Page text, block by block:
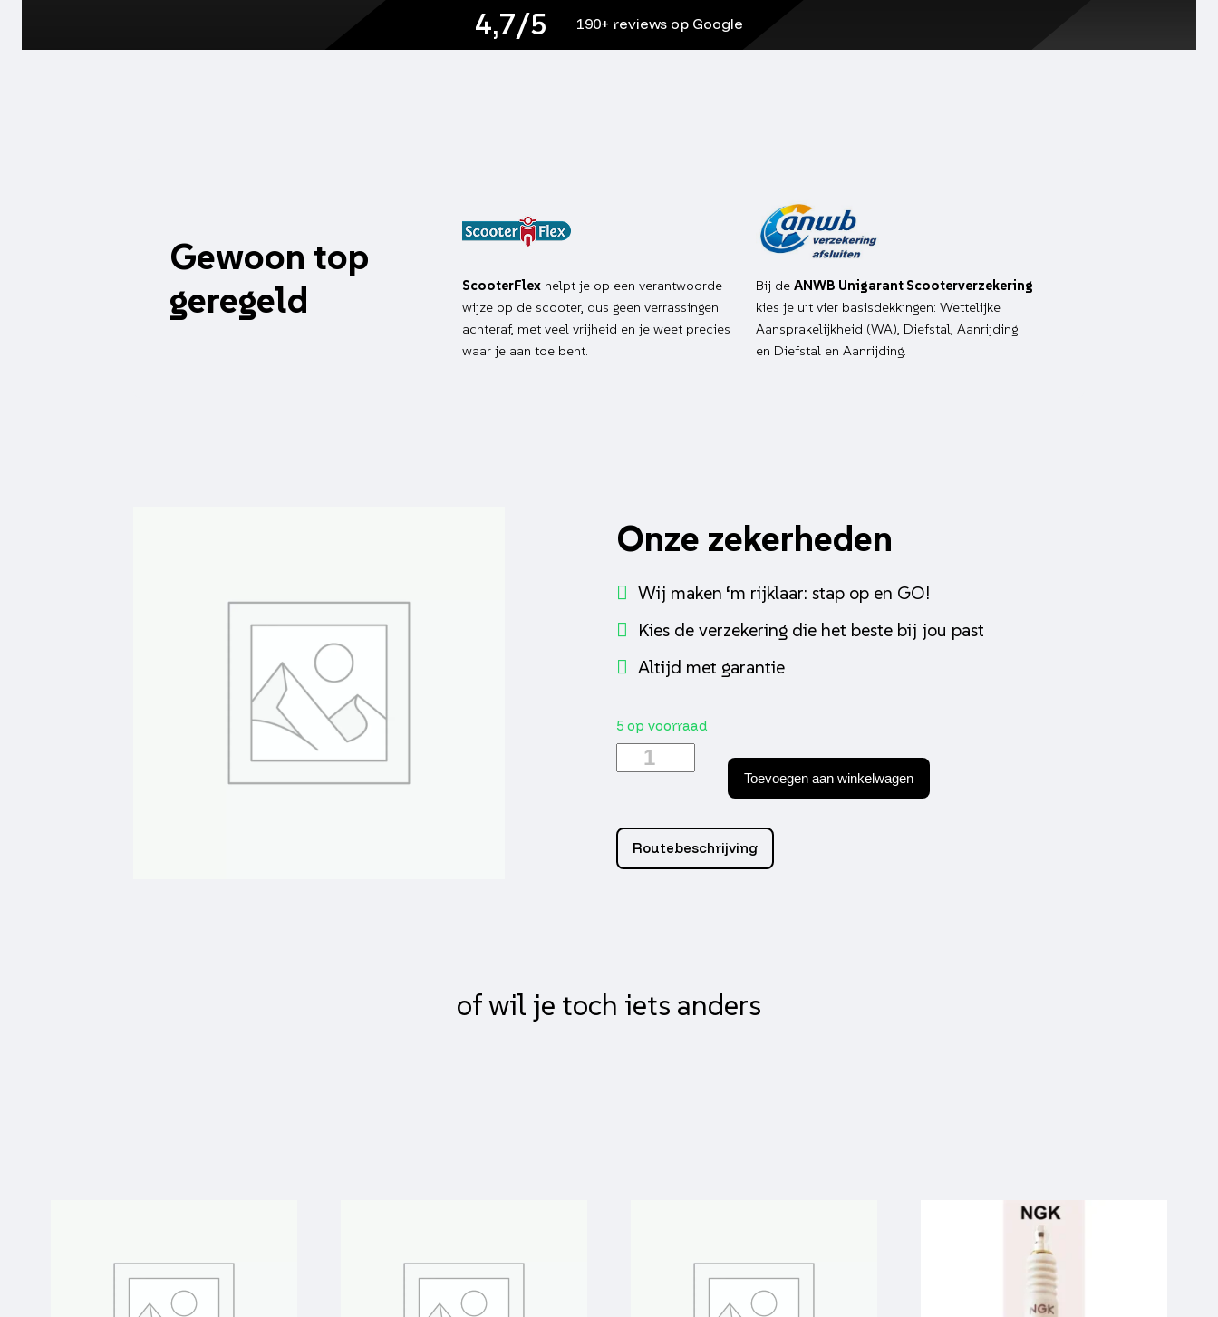
4,7/5 190+ reviews op Google
Gewoon top
geregeld
ScooterFlex helpt je op een verantwoorde
wijze op de scooter, dus geen verrassingen
achteraf, met veel vrijheid en je weet precies
waar je aan toe bent.
Bij de ANWB Unigarant Scooterverzekering
kies je uit vier basisdekkingen: Wettelijke
Aansprakelijkheid (WA), Diefstal, Aanrijding
en Diefstal en Aanrijding.
Onze zekerheden
Wij maken ‘m rijklaar: stap op en GO!
Kies de verzekering die het beste bij jou past
Altijd met garantie
5 op voorraad
Sproeier
klein
100
aantal
Toevoegen aan winkelwagen
Routebeschrijving
of wil je toch iets anders